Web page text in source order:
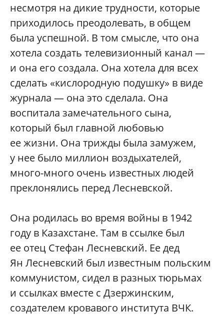
несмотря на дикие трудности, которые
приходилось преодолевать, в общем
была успешной. В том смысле, что она
хотела создать телевизионный канал —
и она его создала. Она хотела для всех
сделать «кислородную подушку» в виде
журнала — она это сделала. Она
воспитала замечательного сына,
который был главной любовью
ее жизни. Она трижды была замужем,
у нее было миллион воздыхателей,
много-много очень известных людей
преклонялись перед Лесневской.
Она родилась во время войны в 1942
году в Казахстане. Там в ссылке был
ее отец Стефан Лесневский. Ее дед
Ян Лесневский был известным польским
коммунистом, сидел в разных тюрьмах
и ссылках вместе с Дзержинским,
создателем кровавого института ВЧК.